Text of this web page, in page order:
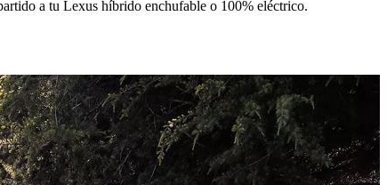
a tu Lexus híbrido enchufable o 100% eléctrico.